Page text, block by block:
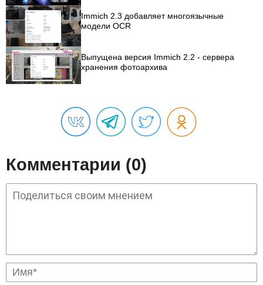
Immich 2.3 добавляет многоязычные
модели OCR
Выпущена версия Immich 2.2 - сервера
хранения фотоархива
Комментарии (0)